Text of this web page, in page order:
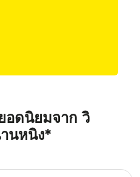
อดนิยมจาก วิ
นหนิง*